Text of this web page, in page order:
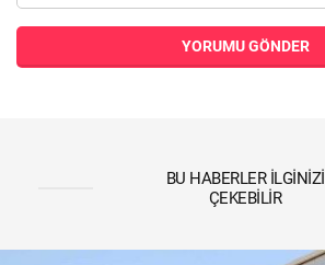
YORUMU GÖNDER
BU HABERLER İLGINIZI
ÇEKEBILIR